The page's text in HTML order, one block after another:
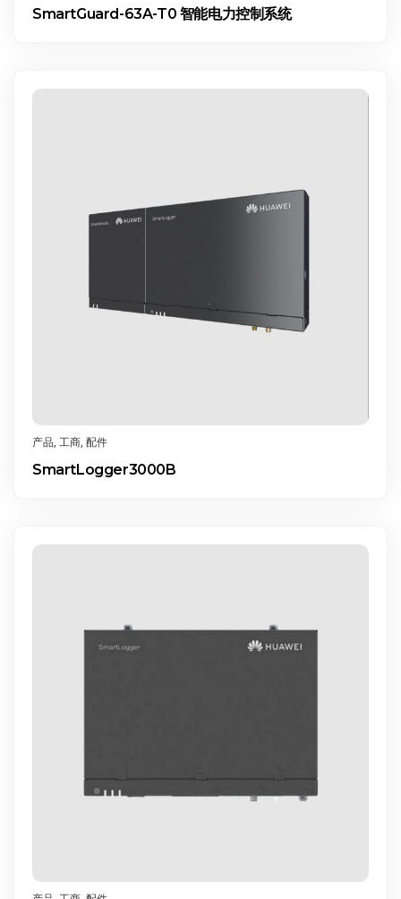
SmartGuard-63A-T0 智能电力控制系统
产品 工商 配件
SmartLogger3000B